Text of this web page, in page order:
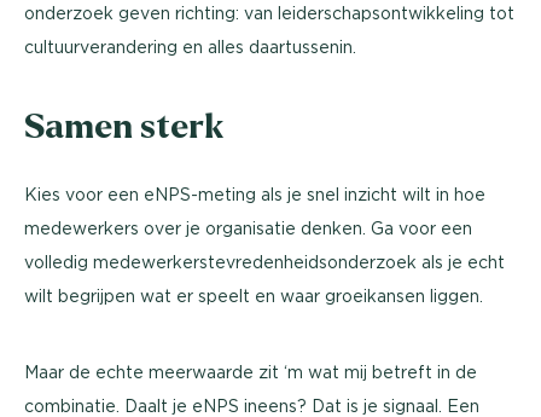
onderzoek geven richting: van leiderschapsontwikkeling tot
cultuurverandering en alles daartussenin.
Samen sterk
Kies voor een eNPS-meting als je snel inzicht wilt in hoe
medewerkers over je organisatie denken. Ga voor een
volledig medewerkerstevredenheidsonderzoek als je echt
wilt begrijpen wat er speelt en waar groeikansen liggen.
Maar de echte meerwaarde zit ‘m wat mij betreft in de
combinatie. Daalt je eNPS ineens? Dat is je signaal. Een